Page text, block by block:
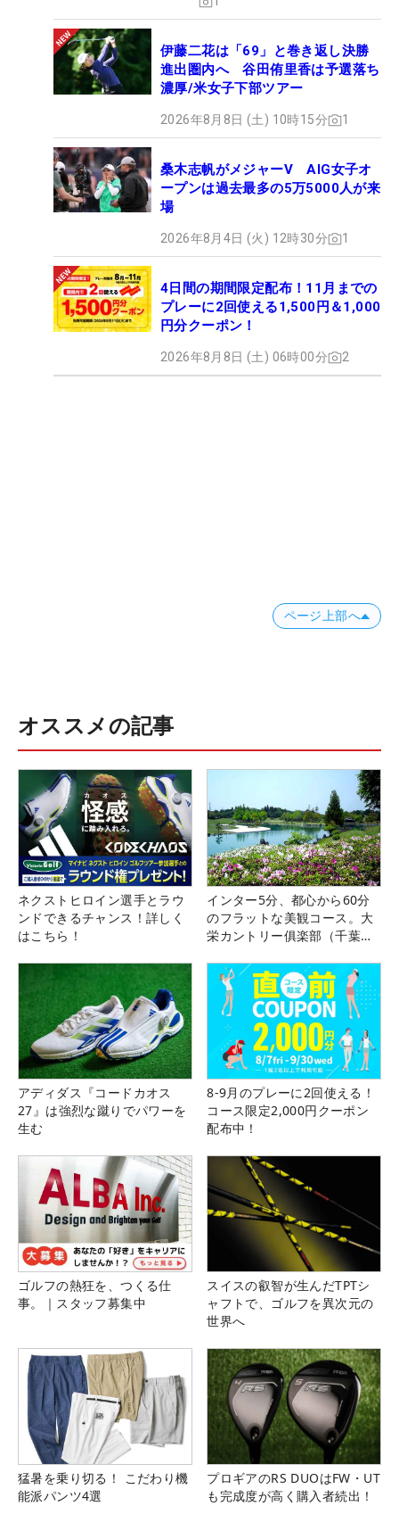
伊藤二花は「69」と巻き返し決勝
進出圏内へ 谷田侑里香は予選落ち
濃厚/米女子下部ツアー
2026年8月8日 (土) 10時15分 1
桑木志帆がメジャーV AIG女子オ
ープンは過去最多の5万5000人が来
場
2026年8月4日 (火) 12時30分 1
4日間の期間限定配布！11月までの
プレーに2回使える1,500円＆1,000
円分クーポン！
2026年8月8日 (土) 06時00分 2
ページ上部へ
オススメの記事
ネクストヒロイン選手とラウ
ンドできるチャンス！詳しく
はこちら！
インター5分、都心から60分
のフラットな美観コース。大
栄カントリー俱楽部（千葉
アディダス『コードカオス
27』は強烈な蹴りでパワーを
生む
8-9月のプレーに2回使える！
コース限定2,000円クーポン
配布中！
ゴルフの熱狂を、つくる仕
事。｜スタッフ募集中
スイスの叡智が生んだTPTシ
ャフトで、ゴルフを異次元の
世界へ
猛暑を乗り切る！ こだわり機
能派パンツ4選
プロギアのRS DUOはFW・UT
も完成度が高く購入者続出！